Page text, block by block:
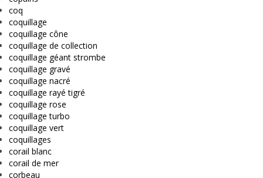
coq
coquillage
coquillage cône
coquillage de collection
coquillage géant strombe
coquillage gravé
coquillage nacré
coquillage rayé tigré
coquillage rose
coquillage turbo
coquillage vert
coquillages
corail blanc
corail de mer
corbeau